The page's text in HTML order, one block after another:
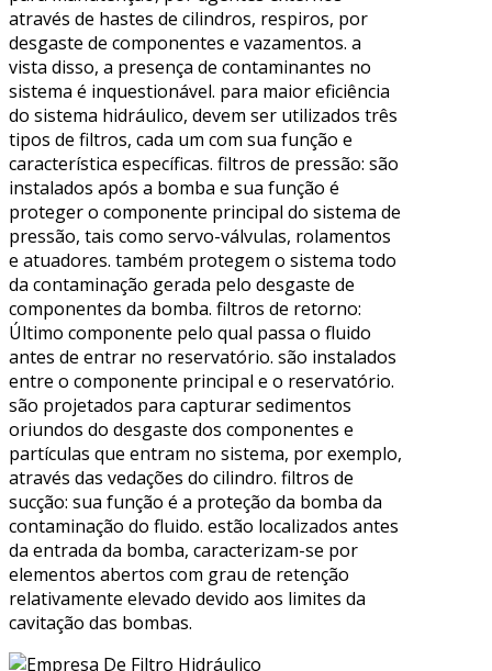
através de hastes de cilindros, respiros, por
desgaste de componentes e vazamentos. a
vista disso, a presença de contaminantes no
sistema é inquestionável. para maior eficiência
do sistema hidráulico, devem ser utilizados três
tipos de filtros, cada um com sua função e
característica específicas. filtros de pressão: são
instalados após a bomba e sua função é
proteger o componente principal do sistema de
pressão, tais como servo-válvulas, rolamentos
e atuadores. também protegem o sistema todo
da contaminação gerada pelo desgaste de
componentes da bomba. filtros de retorno:
Último componente pelo qual passa o fluido
antes de entrar no reservatório. são instalados
entre o componente principal e o reservatório.
são projetados para capturar sedimentos
oriundos do desgaste dos componentes e
partículas que entram no sistema, por exemplo,
através das vedações do cilindro. filtros de
sucção: sua função é a proteção da bomba da
contaminação do fluido. estão localizados antes
da entrada da bomba, caracterizam-se por
elementos abertos com grau de retenção
relativamente elevado devido aos limites da
cavitação das bombas.